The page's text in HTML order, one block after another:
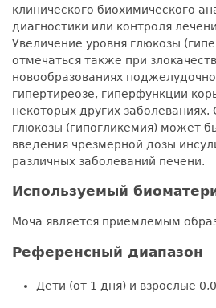
клинического биохимического
диагностики или контроля
Увеличение уровня глюкозы
отмечаться также при
новообразованиях
гипертиреозе, гиперфункции
некоторых других
глюкозы (гипогликемия) может
введения чрезмерной дозы
различных заболеваний печени.
Используемый
Моча является приемлемым
Референсный диапазон
Дети (от 1 дня) и взрослые